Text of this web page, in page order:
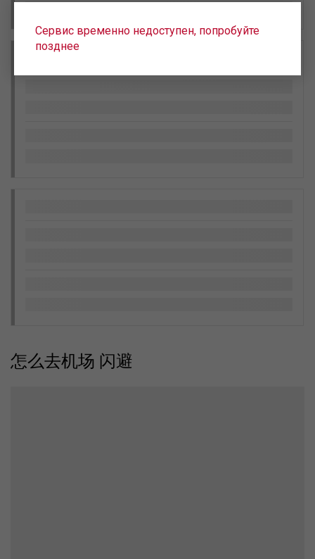
怎么去机场 闪避
Сервис временно недоступен, попробуйте
позднее